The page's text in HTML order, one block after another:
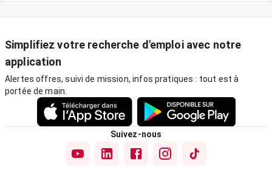
Simplifiez votre recherche d'emploi avec notre
application
Alertes offres, suivi de mission, infos pratiques : tout est à
portée de main.
Suivez-nous